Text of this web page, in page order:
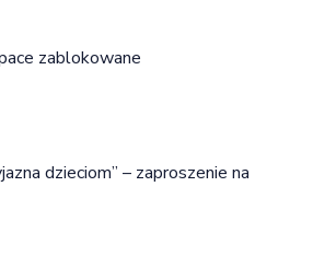
zablokowane
dzieciom” – zaproszenie na